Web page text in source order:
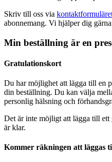
Skriv till oss via
abonnemang. Vi hjälper dig
Min beställning är en
Gratulationskort
Du har möjlighet att lägga till en
din beställning. Du kan välja
personlig hälsning och
Det är inte möjligt att lägga till
är klar.
Kommer räkningen att läggas